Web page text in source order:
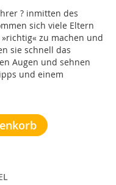
? inmitten des
sich viele Eltern
zu machen und
sie schnell das
Augen und sehnen
und einem